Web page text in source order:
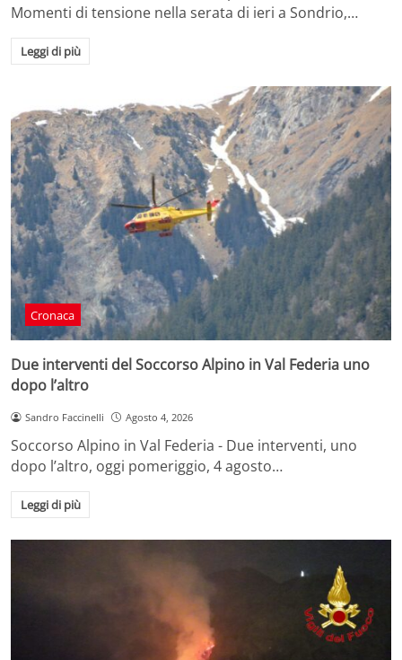
Momenti di tensione nella serata di ieri a Sondrio,…
Leggi di più
Cronaca
Due interventi del Soccorso Alpino in Val Federia uno
dopo l’altro
Sandro Faccinelli Agosto 4, 2026
Soccorso Alpino in Val Federia - Due interventi, uno
dopo l’altro, oggi pomeriggio, 4 agosto…
Leggi di più